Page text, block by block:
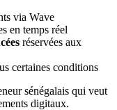
via Wave
en temps réel
réservées aux
certaines conditions
sénégalais qui veut
digitaux.